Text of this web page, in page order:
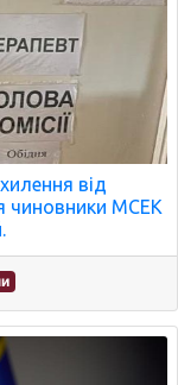
від
чиновники МСЕК